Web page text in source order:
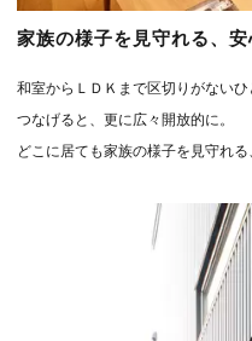
家族の様子を見守れる、
和室からＬＤＫまで区切りがない
つなげると、更に広々開放的に。
どこに居ても家族の様子を見守れる